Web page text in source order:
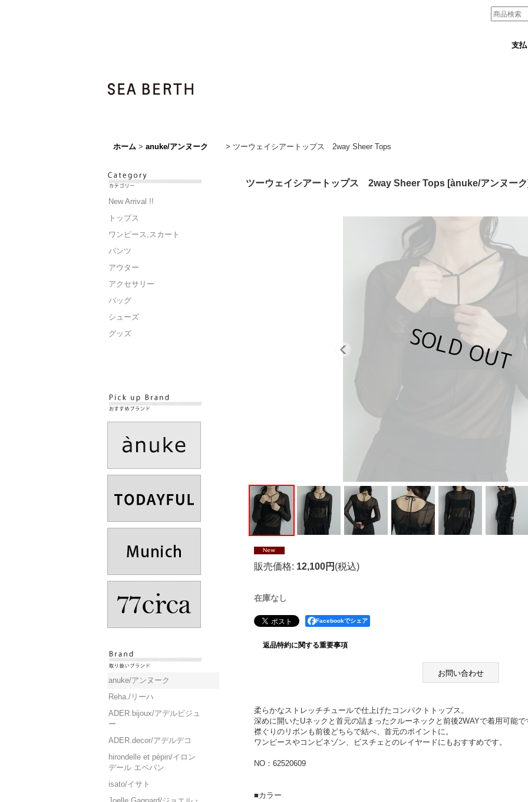
支払
ホーム > anuke/アンヌーク > ツーウェイシアートップス 2way Sheer Tops
New Arrival !!
トップス
ワンピース,スカート
パンツ
アウター
アクセサリー
バッグ
シューズ
グッズ
anuke/アンヌーク
Reha./リーハ
ADER.bijoux/アデルビジュ
ー
ADER.decor/アデルデコ
hirondelle et pèpin/イロン
デール エペパン
isato/イサト
ツーウェイシアートップス 2way Sheer Tops [ànuke/アンヌーク
販売価格: 12,100円 (税込)
在庫なし
Facebookでシェア
返品特約に関する重要事項
お問い合わせ
柔らかなストレッチチュールで仕上げたコンパクトトップス。
深めに開いたUネックと首元の詰まったクルーネックと前後2WAYで着用可能で
襟ぐりのリボンも前後どちらで結べ、首元のポイントに。
ワンピースやコンビネゾン、ビスチェとのレイヤードにもおすすめです。
NO：62520609
■カラー